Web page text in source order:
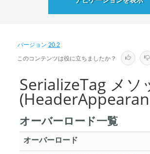
バージョン20.2
このコンテンツは役に立ちましたか？
SerializeTag メソ
オーバーロード一覧
オーバーロード